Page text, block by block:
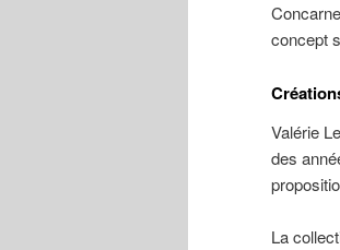
concept
Valérie
des
La